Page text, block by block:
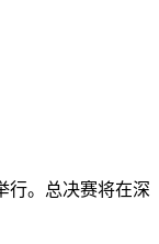
行。总决赛将在深